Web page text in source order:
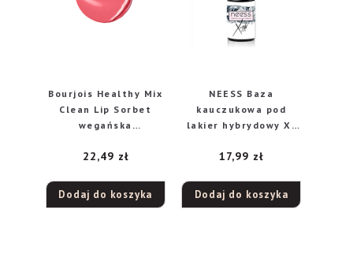
Bourjois Healthy Mix
Clean Lip Sorbet
wegańska
do ust 04 Scoop’ink,
22,49 zł
Dodaj do koszyka
NEESS Baza
kauczukowa pod
lakier hybrydowy X-
17,99 zł
Dodaj do koszyka